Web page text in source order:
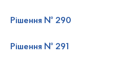
Рішення № 290
Рішення № 291